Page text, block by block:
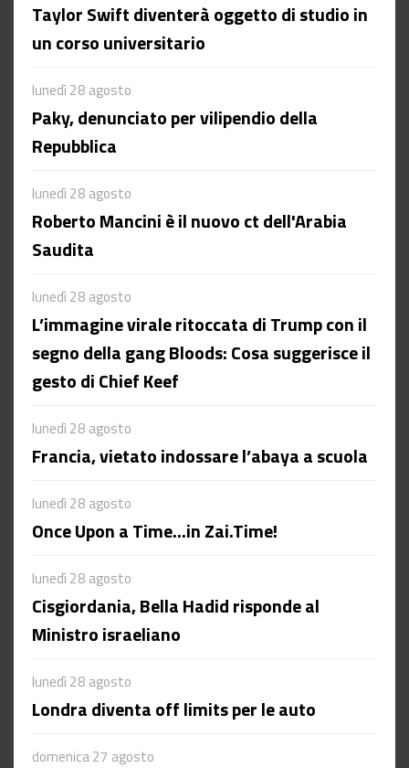
Taylor Swift diventerà oggetto di studio in
un corso universitario
lunedì 28 agosto
Paky, denunciato per vilipendio della
Repubblica
lunedì 28 agosto
Roberto Mancini è il nuovo ct dell'Arabia
Saudita
lunedì 28 agosto
L’immagine virale ritoccata di Trump con il
segno della gang Bloods: Cosa suggerisce il
gesto di Chief Keef
lunedì 28 agosto
Francia, vietato indossare l’abaya a scuola
lunedì 28 agosto
Once Upon a Time...in Zai.Time!
lunedì 28 agosto
Cisgiordania, Bella Hadid risponde al
Ministro israeliano
lunedì 28 agosto
Londra diventa off limits per le auto
domenica 27 agosto